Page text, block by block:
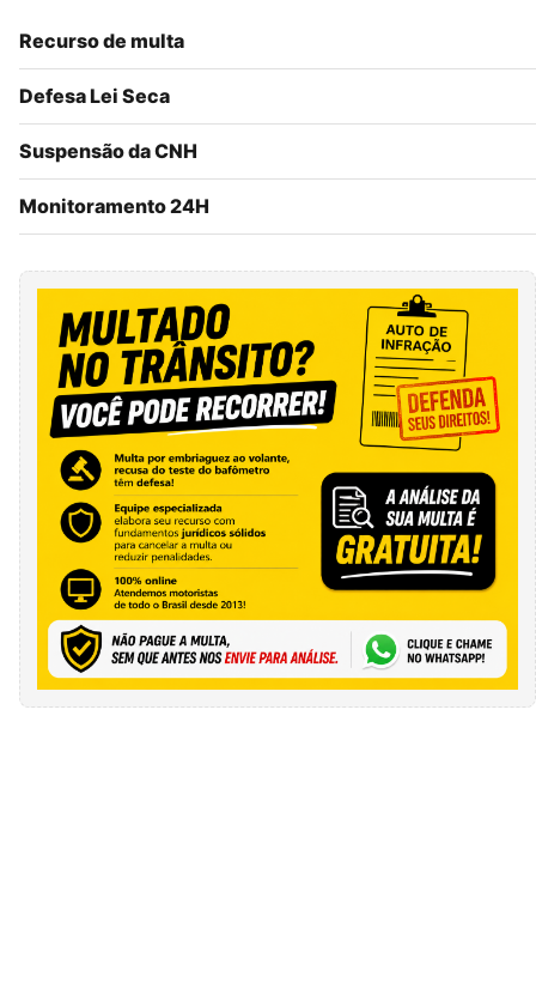
Recurso de multa
Defesa Lei Seca
Suspensão da CNH
Monitoramento 24H